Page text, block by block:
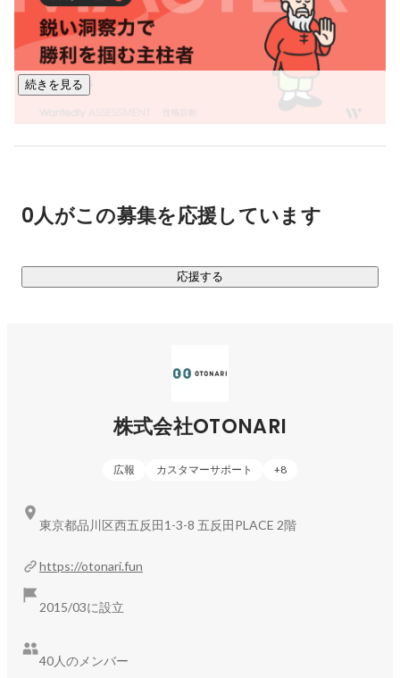
件やノウハウ、コンサルティングの提供を通じて、インフル
エンサーの成果報酬を最大化しています。
▼合計40アカウント／総フォロワー250万超！自社運用SNS
アカウントの一部をご紹介▼
□ ショートムービーマーケティング事業
主）への、SNSマーケティング支援事業です。
OTONARI GROUP独自の"売れるSNSマーケティング"のノウハ
ントのマーケティング成果を最大化します。
「SNS×ブランド」をコンセプトに、インスタ発のブランドを
展開する事業です。
品「にこにこ」シリーズを展開中（楽天にてカテゴリ1位獲得
実績あり）。
品を中心にさらなるブランドを展開予定です。
続きを見る
0人がこの募集を応援しています
応援する
株式会社OTONARI
広報 カスタマーサポート +8
https://otonari.fun
2015/03に設立
40人のメンバー
東京都品川区西五反田1-3-8 五反田PLACE 2階